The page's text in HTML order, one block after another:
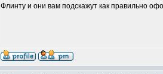
Флинту и они вам подскажут как правильно